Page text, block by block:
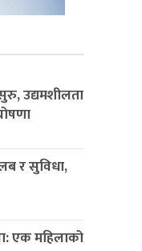
उद्यमशीलता
र सुविधा,
एक महिलाको